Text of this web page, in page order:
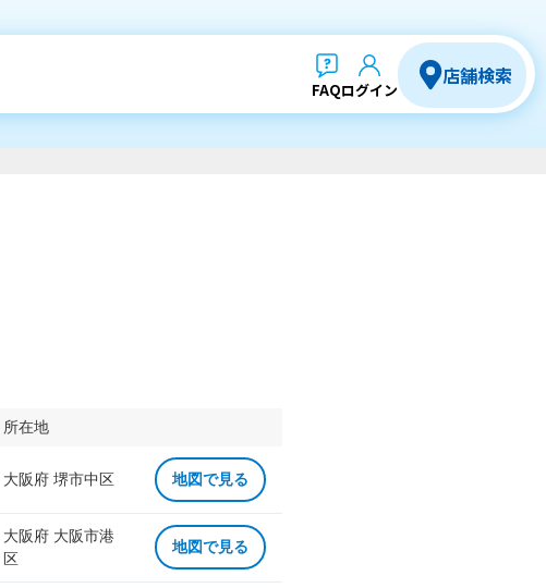
FAQログイン
店舗検索
所在地
大阪府 堺市中区 地図で見る
大阪府 大阪市港
区
地図で見る